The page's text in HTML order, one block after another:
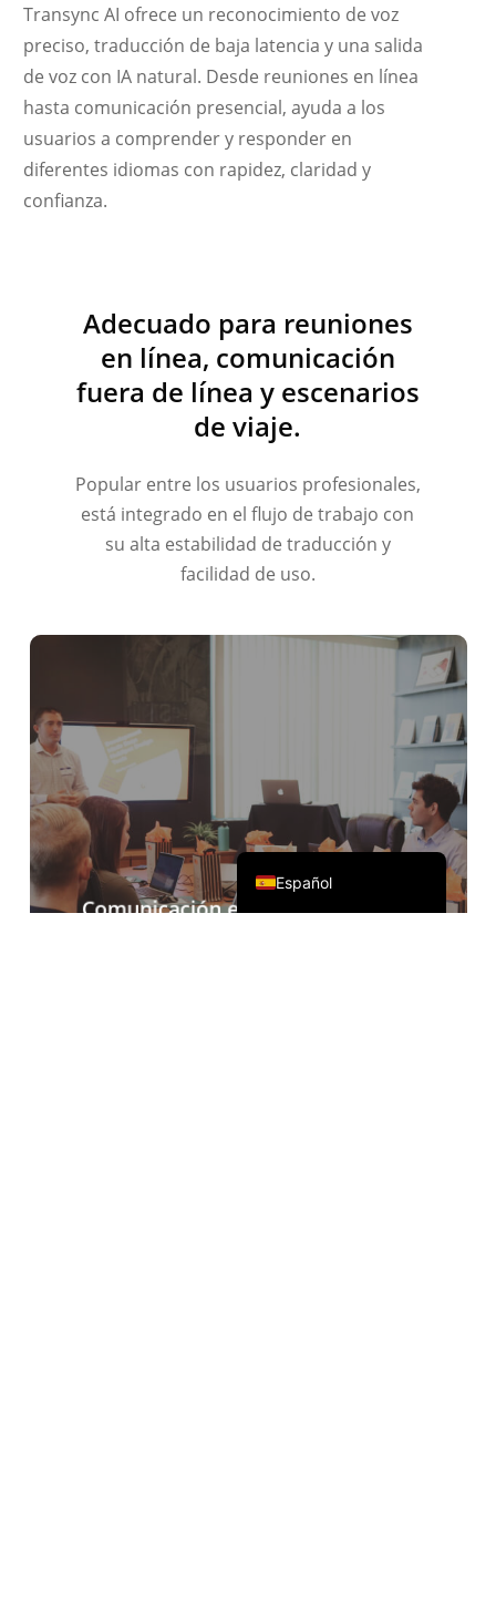
Transync AI ofrece un reconocimiento de voz
preciso, traducción de baja latencia y una salida
de voz con IA natural. Desde reuniones en línea
hasta comunicación presencial, ayuda a los
usuarios a comprender y responder en
diferentes idiomas con rapidez, claridad y
confianza.
Adecuado para reuniones
en línea, comunicación
fuera de línea y escenarios
de viaje.
Popular entre los usuarios profesionales,
está integrado en el flujo de trabajo con
su alta estabilidad de traducción y
facilidad de uso.
Comunicación en línea de
Español
English
简体中文
Čeština
ไทย
繁體中文
العربية
हिन्दी
Bahasa Indonesia
Українська